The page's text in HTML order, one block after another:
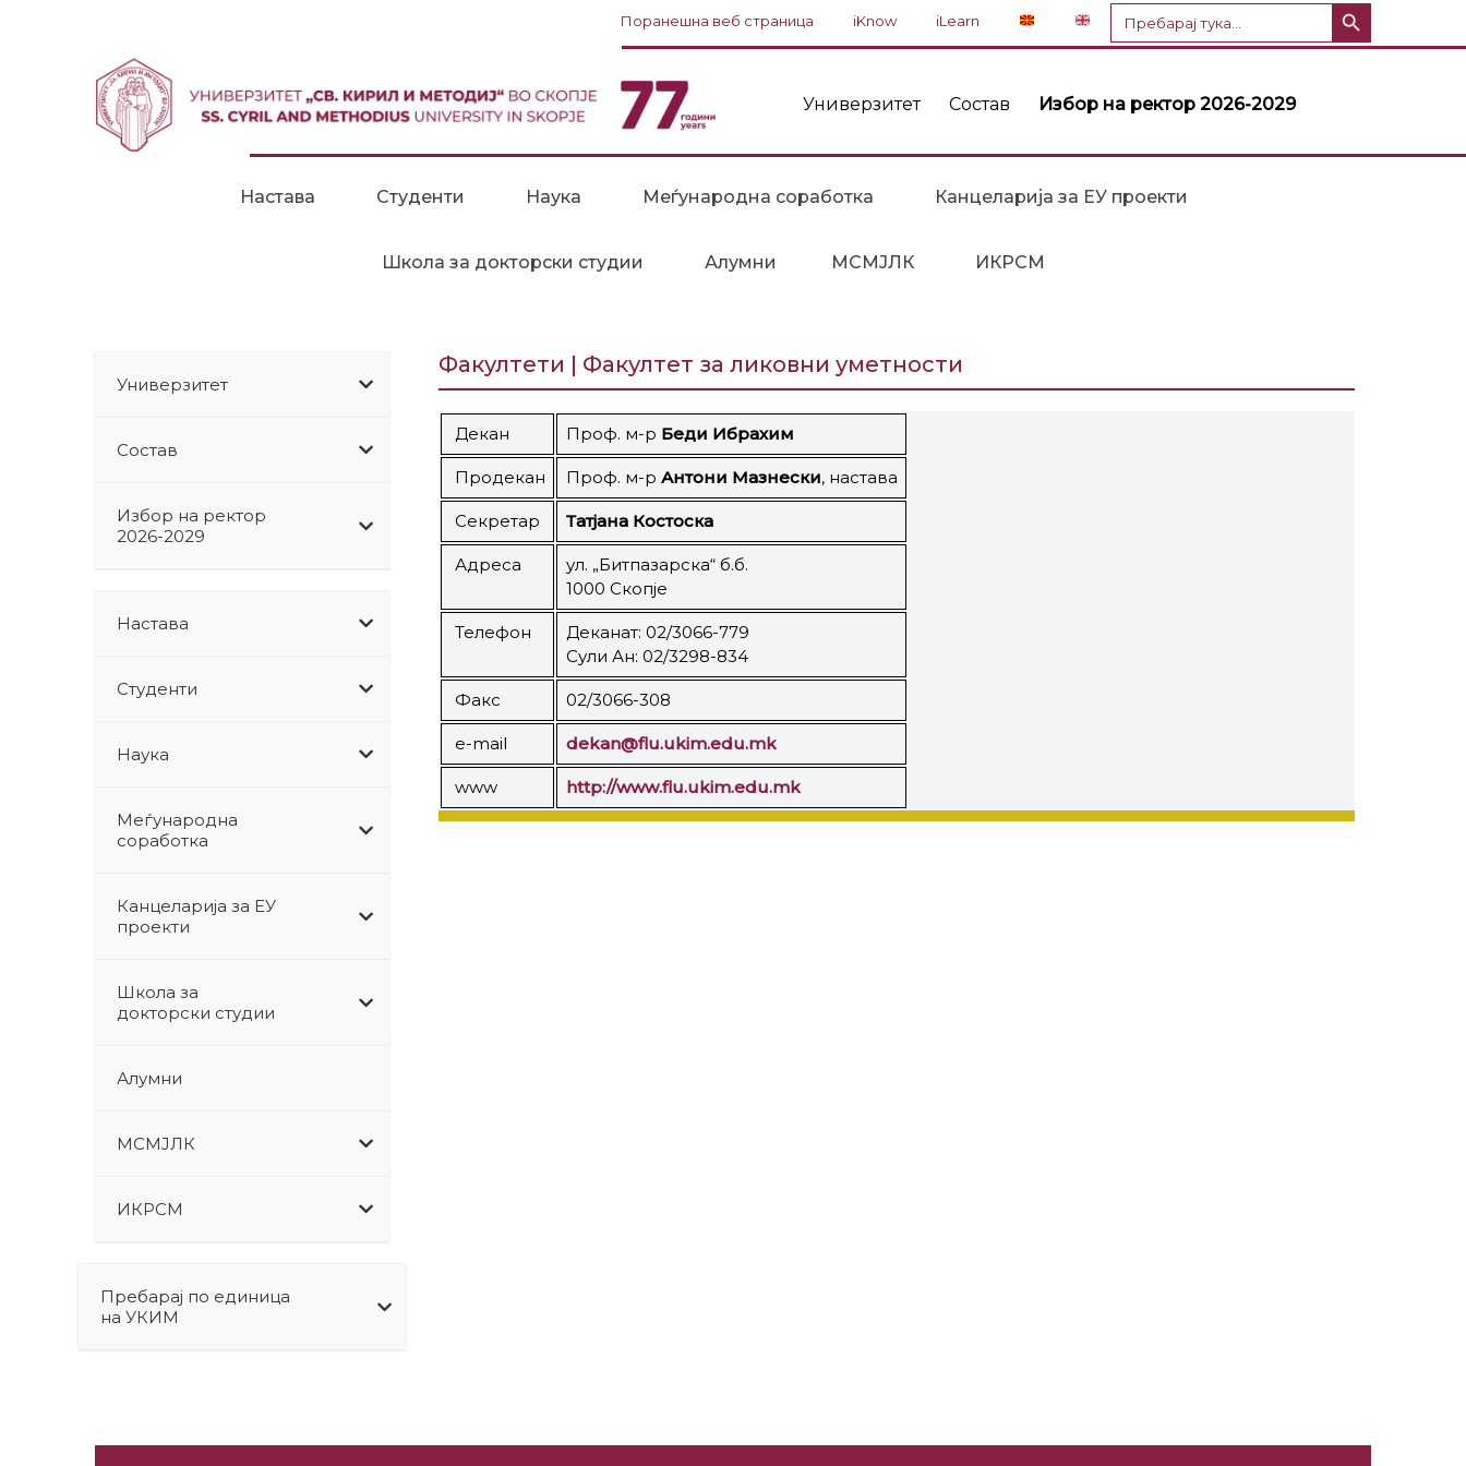
Поранешна веб страница iKnow iLearn
Пребарај
за:
Универзитет Состав Избор на ректор 2026-2029
Настава Студенти Наука Меѓународна соработка Канцеларија за ЕУ проекти
Школа за докторски студии Алумни МСМЈЛК ИКРСМ
Универзитет
Состав
Избор на ректор
2026-2029
Настава
Студенти
Наука
Меѓународна
соработка
Канцеларија за ЕУ
проекти
Школа за
докторски студии
Алумни
МСМЈЛК
ИКРСМ
Пребарај по единица
на УКИМ
Факултети | Факултет за ликовни уметности
Декан Проф. м-р Беди Ибрахим
Продекан Проф. м-р Антони Мазнески, настава
Секретар Татјана Костоска
Адреса
ул. „Битпазарска“ б.б.
1000 Скопје
Телефон
Деканат: 02/3066-779
Сули Ан: 02/3298-834
Факс 02/3066-308
e-mail dekan@flu.ukim.edu.mk
www http://www.flu.ukim.edu.mk